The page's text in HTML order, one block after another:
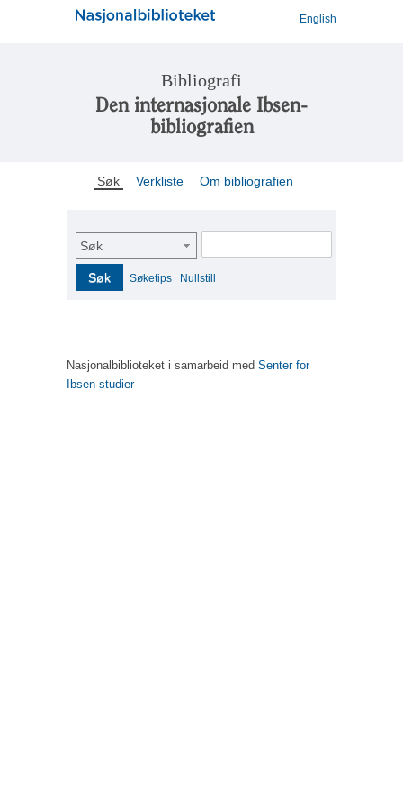
English
Bibliografi
Den internasjonale Ibsen-
bibliografien
Søk Verkliste Om bibliografien
Søk
Søk Søketips Nullstill
Nasjonalbiblioteket i samarbeid med Senter for
Ibsen-studier